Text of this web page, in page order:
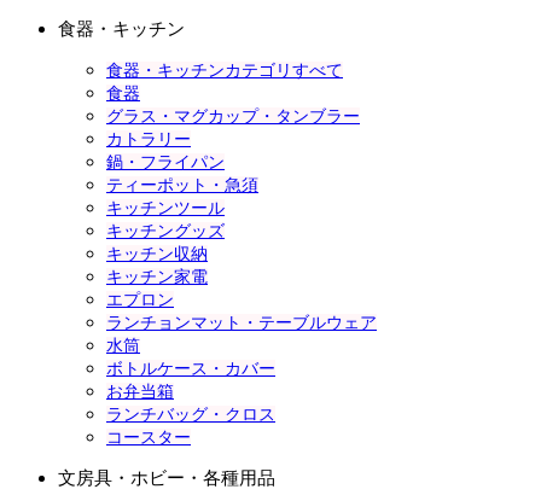
食器・キッチン
食器・キッチンカテゴリすべて
食器
グラス・マグカップ・タンブラー
カトラリー
鍋・フライパン
ティーポット・急須
キッチンツール
キッチングッズ
キッチン収納
キッチン家電
エプロン
ランチョンマット・テーブルウェア
水筒
ボトルケース・カバー
お弁当箱
ランチバッグ・クロス
コースター
文房具・ホビー・各種用品